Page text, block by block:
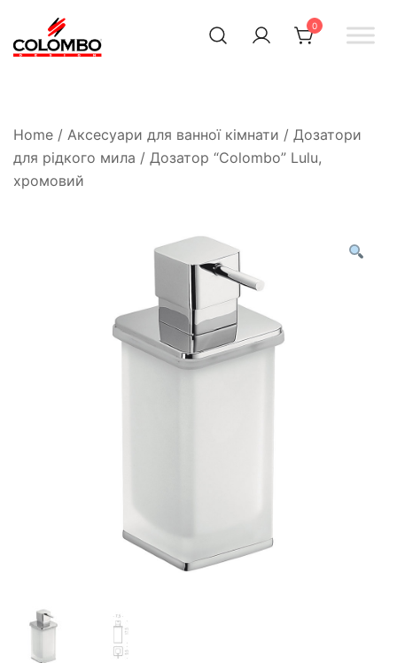
0
Home / Аксесуари для ванної кімнати / Дозатори
для рідкого мила / Дозатор “Colombo” Lulu,
хромовий